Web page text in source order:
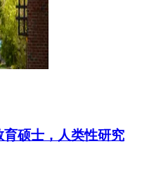
硕士，人类性研究